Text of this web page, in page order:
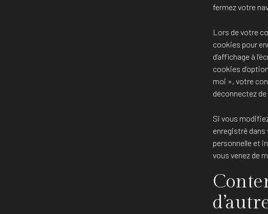
fermez votre
Lors de votre
cookies pour
d’affichage à
cookies
moi », votre
déconnectez
Si vous
enregistré dans
personnelle et
vous venez de